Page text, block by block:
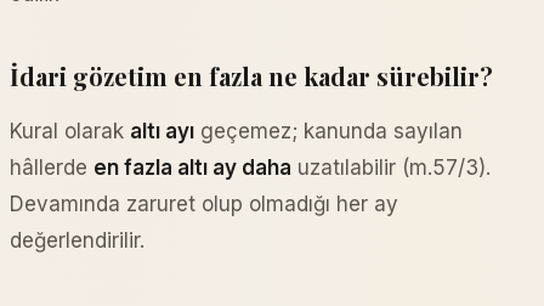
İdari gözetim en fazla ne kadar sürebilir?
Kural olarak altı ayı geçemez; kanunda sayılan
hâllerde en fazla altı ay daha uzatılabilir (m.57/3).
Devamında zaruret olup olmadığı her ay
değerlendirilir.